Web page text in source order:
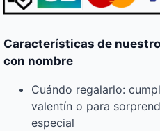
Características de
con nombre
Cuándo regalarlo:
valentín o para
especial